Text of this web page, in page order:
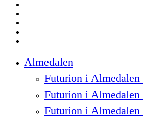
Menu
Almedalen
Futurion i Almedalen
Futurion i Almedalen
Futurion i Almedalen